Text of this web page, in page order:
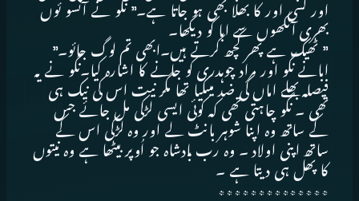
اور کسی اور کا بھلا بھی ہو جاتا ہے۔” نگو نے آنسو ئوں
بھری آنکھوں سے ابا کو دیکھا۔
” ٹھیک ہے پھر کچھ کرتے ہیں۔ابھی تم لوگ جائو۔”
ابانے نگو اور مراد چوہدری کو جانے کا اشارہ کیا۔نگو نے یہ
فیصلہ بھلے اماں کی ضد میںکیا تھا مگر نیت اس کی نیک ہی
تھی ۔ نگو چاہتی تھی کہ کوئی ایسی لڑکی مل جائے جس
کے ساتھ وہ اپنا شوہر بانٹ لے اور وہ لڑکی اس کے
ساتھ اپنی اولاد ۔ وہ رب بادشاہ جو اُوپر بیٹھا ہے وہ نیتوں
کا پھل ہی دیتا ہے ۔
٭٭٭٭٭٭٭٭٭٭٭٭٭٭